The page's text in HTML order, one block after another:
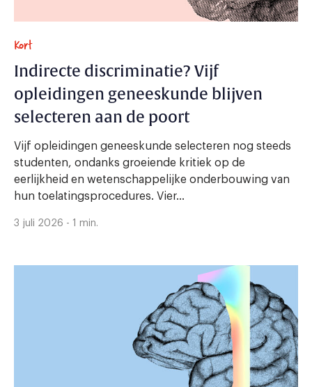
Kort
Indirecte discriminatie? Vijf
opleidingen geneeskunde blijven
selecteren aan de poort
Vijf opleidingen geneeskunde selecteren nog steeds
studenten, ondanks groeiende kritiek op de
eerlijkheid en wetenschappelijke onderbouwing van
hun toelatingsprocedures. Vier...
3 juli 2026 - 1 min.